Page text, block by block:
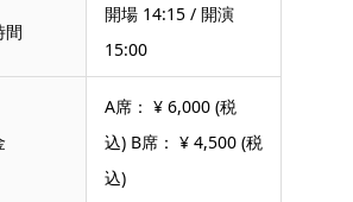
間
開場 14:15 / 開演
15:00
A席： ¥ 6,000 (税
込) B席： ¥ 4,500 (税
込)